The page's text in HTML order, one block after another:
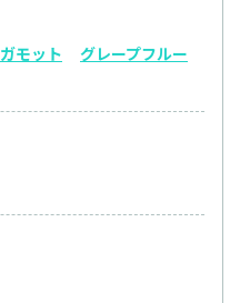
モット
グレープフルー